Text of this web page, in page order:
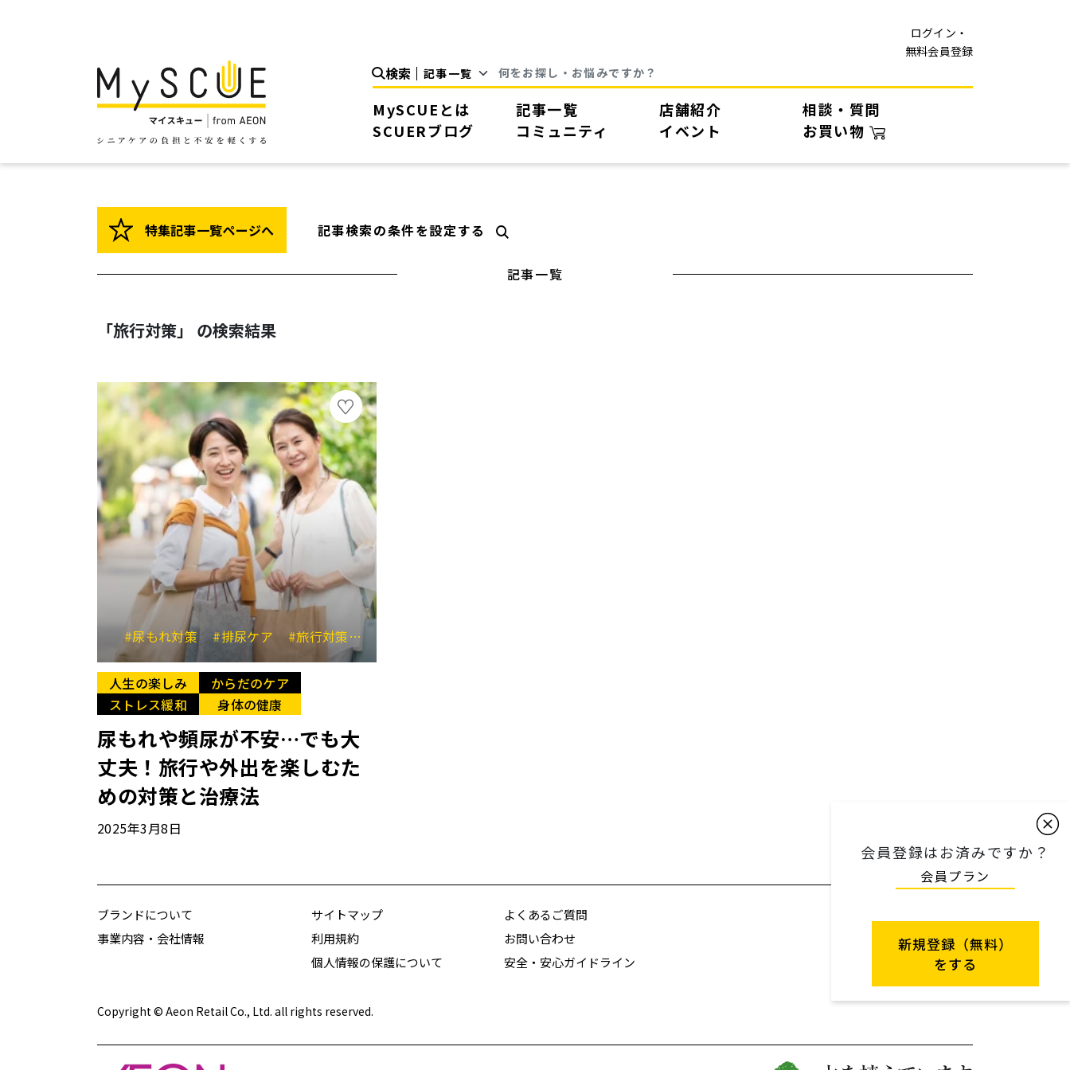
ログイン・
無料会員登録
検索
MySCUEとは 記事一覧 店舗紹介
相談・質問
SCUERブログ
コミュニティ イベント お買い物
特集記事一覧ページへ 記事検索の条件を設定する
記事一覧
「旅行対策」 の検索結果
#尿もれ対策 #排尿ケア #旅行対策
人生の楽しみ
からだのケア
ストレス緩和
身体の健康
尿もれや頻尿が不安…でも大
丈夫！旅行や外出を楽しむた
めの対策と治療法
2025年3月8日
会員登録はお済みですか？
会員プラン
新規登録（無料）
をする
ブランドについて
事業内容・会社情報
サイトマップ
利用規約
個人情報の保護について
よくあるご質問
お問い合わせ
安全・安心ガイドライン
Copyright © Aeon Retail Co., Ltd. all rights reserved.